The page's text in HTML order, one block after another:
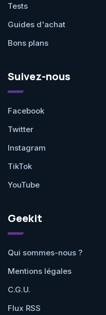
Tests
Guides d'achat
Bons plans
Suivez-nous
Facebook
Twitter
Instagram
TikTok
YouTube
Geekit
Qui sommes-nous ?
Mentions légales
C.G.U.
Flux RSS